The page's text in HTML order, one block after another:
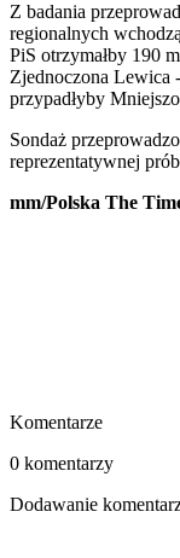
Z badania
regionalnych
PiS otrzymałby 190
Zjednoczona Lewica
przypadłyby
Sondaż
reprezentatywnej
mm/Polska The
Komentarze
0 komentarzy
Dodawanie